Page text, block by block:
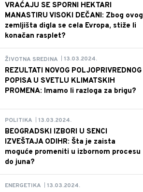
VRAĆAJU SE SPORNI HEKTARI
MANASTIRU VISOKI DEČANI: Zbog ovog
zemljišta digla se cela Evropa, stiže li
konačan rasplet?
ŽIVOTNA SREDINA 13.03.2024.
REZULTATI NOVOG POLJOPRIVREDNOG
POPISA U SVETLU KLIMATSKIH
PROMENA: Imamo li razloga za brigu?
POLITIKA 13.03.2024.
BEOGRADSKI IZBORI U SENCI
IZVEŠTAJA ODIHR: Šta je zaista
moguće promeniti u izbornom procesu
do juna?
ENERGETIKA 13.03.2024.